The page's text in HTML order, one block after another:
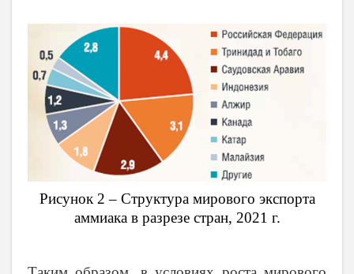
Рисунок 2 – Структура мирового экспорта
аммиака в разрезе стран, 2021 г.